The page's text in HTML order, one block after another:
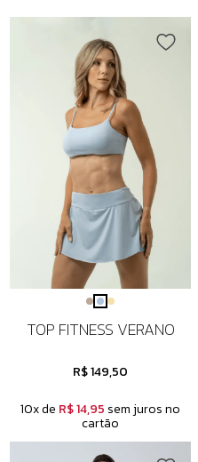
TOP FITNESS VERANO
R$ 149,50
10x de R$ 14,95 sem juros no
cartão